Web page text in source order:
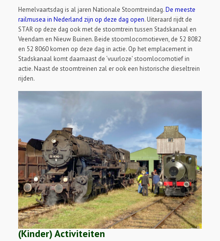
Hemelvaartsdag is al jaren Nationale Stoomtreindag.De meeste
railmusea in Nederland zijn op deze dag open. Uiteraard rijdt de
STAR op deze dag ook met de stoomtrein tussen Stadskanaal en
Veendam en Nieuw Buinen. Beide stoomlocomotieven, de 52 8082
en 52 8060 komen op deze dag in actie. Op het emplacement in
Stadskanaal komt daarnaast de ‘vuurloze’ stoomlocomotief in
actie. Naast de stoomtreinen zal er ook een historische dieseltrein
rijden.
(Kinder) Activiteiten